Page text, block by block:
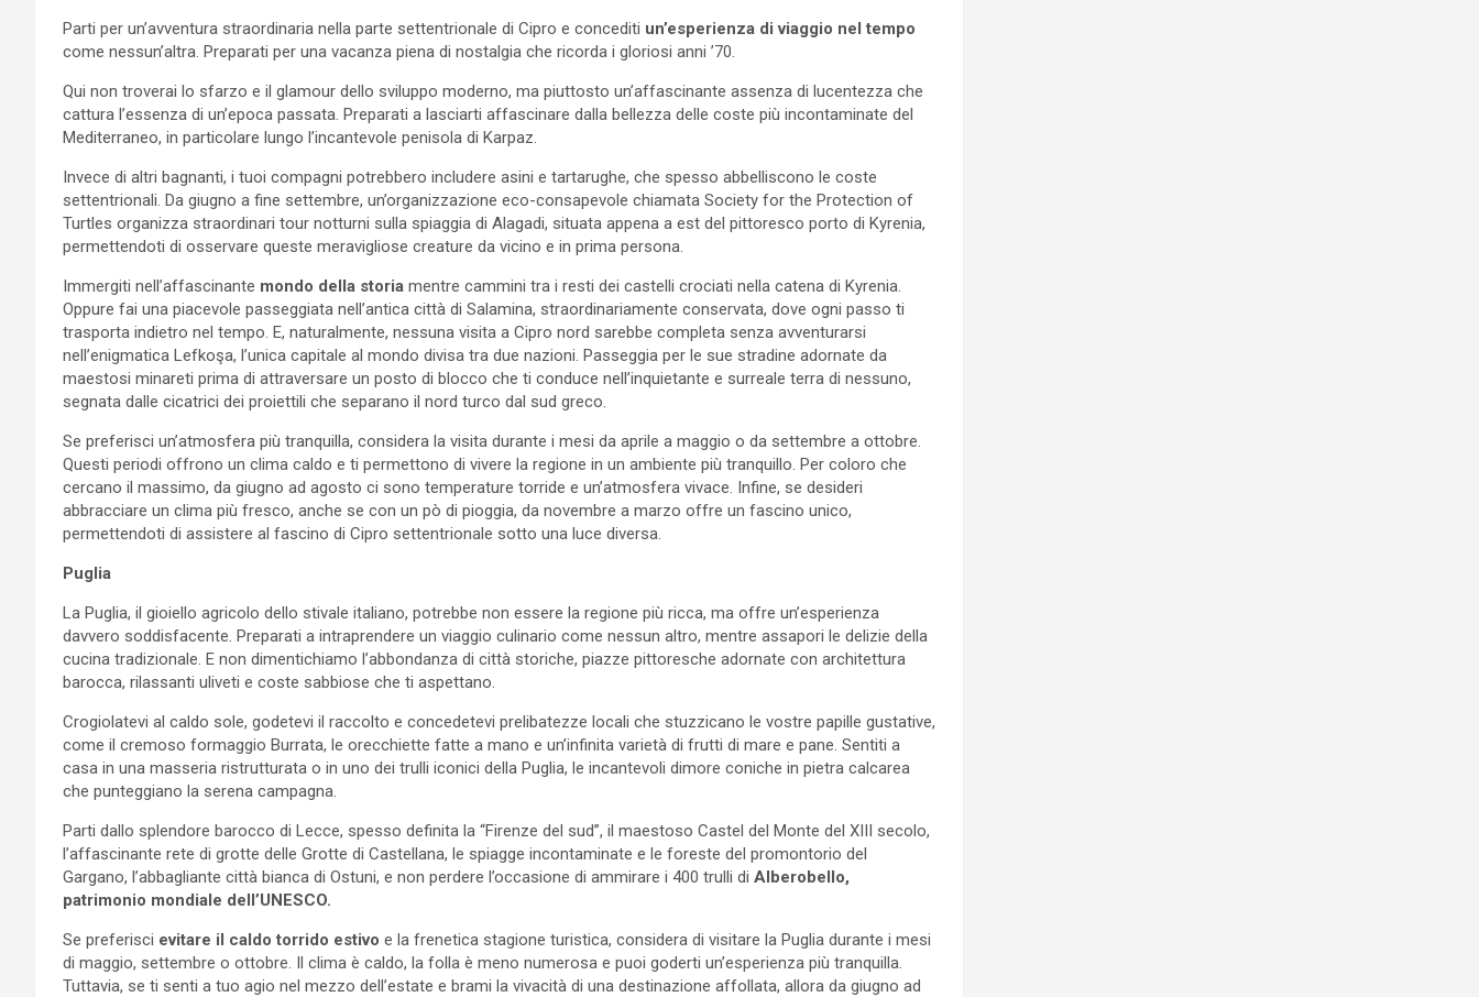
Parti per un’avventura straordinaria nella parte settentrionale di Cipro e concediti un’esperienza di viaggio nel tempo
come nessun’altra. Preparati per una vacanza piena di nostalgia che ricorda i gloriosi anni ’70.
Qui non troverai lo sfarzo e il glamour dello sviluppo moderno, ma piuttosto un’affascinante assenza di lucentezza che
cattura l’essenza di un’epoca passata. Preparati a lasciarti affascinare dalla bellezza delle coste più incontaminate del
Mediterraneo, in particolare lungo l’incantevole penisola di Karpaz.
Invece di altri bagnanti, i tuoi compagni potrebbero includere asini e tartarughe, che spesso abbelliscono le coste
settentrionali. Da giugno a fine settembre, un’organizzazione eco-consapevole chiamata Society for the Protection of
Turtles organizza straordinari tour notturni sulla spiaggia di Alagadi, situata appena a est del pittoresco porto di Kyrenia,
permettendoti di osservare queste meravigliose creature da vicino e in prima persona.
Immergiti nell’affascinante mondo della storia mentre cammini tra i resti dei castelli crociati nella catena di Kyrenia.
Oppure fai una piacevole passeggiata nell’antica città di Salamina, straordinariamente conservata, dove ogni passo ti
trasporta indietro nel tempo. E, naturalmente, nessuna visita a Cipro nord sarebbe completa senza avventurarsi
nell’enigmatica Lefkoşa, l’unica capitale al mondo divisa tra due nazioni. Passeggia per le sue stradine adornate da
maestosi minareti prima di attraversare un posto di blocco che ti conduce nell’inquietante e surreale terra di nessuno,
segnata dalle cicatrici dei proiettili che separano il nord turco dal sud greco.
Se preferisci un’atmosfera più tranquilla, considera la visita durante i mesi da aprile a maggio o da settembre a ottobre.
Questi periodi offrono un clima caldo e ti permettono di vivere la regione in un ambiente più tranquillo. Per coloro che
cercano il massimo, da giugno ad agosto ci sono temperature torride e un’atmosfera vivace. Infine, se desideri
abbracciare un clima più fresco, anche se con un pò di pioggia, da novembre a marzo offre un fascino unico,
permettendoti di assistere al fascino di Cipro settentrionale sotto una luce diversa.
Puglia
La Puglia, il gioiello agricolo dello stivale italiano, potrebbe non essere la regione più ricca, ma offre un’esperienza
davvero soddisfacente. Preparati a intraprendere un viaggio culinario come nessun altro, mentre assapori le delizie della
cucina tradizionale. E non dimentichiamo l’abbondanza di città storiche, piazze pittoresche adornate con architettura
barocca, rilassanti uliveti e coste sabbiose che ti aspettano.
Crogiolatevi al caldo sole, godetevi il raccolto e concedetevi prelibatezze locali che stuzzicano le vostre papille gustative,
come il cremoso formaggio Burrata, le orecchiette fatte a mano e un’infinita varietà di frutti di mare e pane. Sentiti a
casa in una masseria ristrutturata o in uno dei trulli iconici della Puglia, le incantevoli dimore coniche in pietra calcarea
che punteggiano la serena campagna.
Parti dallo splendore barocco di Lecce, spesso definita la “Firenze del sud”, il maestoso Castel del Monte del XIII secolo,
l’affascinante rete di grotte delle Grotte di Castellana, le spiagge incontaminate e le foreste del promontorio del
Gargano, l’abbagliante città bianca di Ostuni, e non perdere l’occasione di ammirare i 400 trulli di Alberobello,
patrimonio mondiale dell’UNESCO.
Se preferisci evitare il caldo torrido estivo e la frenetica stagione turistica, considera di visitare la Puglia durante i mesi
di maggio, settembre o ottobre. Il clima è caldo, la folla è meno numerosa e puoi goderti un’esperienza più tranquilla.
Tuttavia, se ti senti a tuo agio nel mezzo dell’estate e brami la vivacità di una destinazione affollata, allora da giugno ad